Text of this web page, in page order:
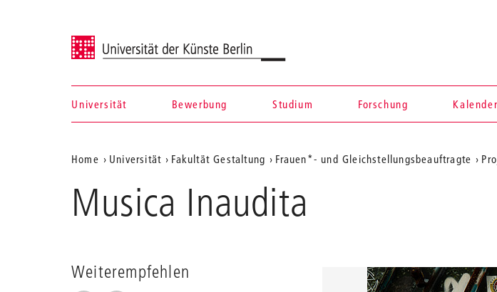
Universität der Künste Berlin
Navigation &
Suche
Universität Bewerbung Studium Forschung Kalender
Aktuelle
Position
auf
Home Universität Fakultät Gestaltung Frauen*- und Gleichstellungsbeauftragte
Musica Inaudita
Weiterempfehlen